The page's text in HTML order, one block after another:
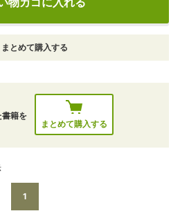
まとめて購入する
書籍を
まとめて購入する
1